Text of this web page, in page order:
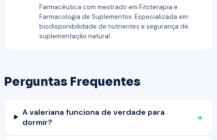
Farmacêutica com mestrado em Fitoterapia e
Farmacologia de Suplementos. Especializada em
biodisponibilidade de nutrientes e segurança de
suplementação natural.
Perguntas Frequentes
A valeriana funciona de verdade para
dormir?
+